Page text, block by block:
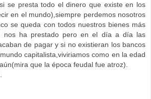
se presta todo el dinero que existe en los
en el mundo),siempre perdemos nosotros
se queda con todos nuestros bienes más
nos ha prestado pero en el día a día las
de pagar y si no existieran los bancos
capitalista,viviriamos como en la edad
que la época feudal fue atroz).